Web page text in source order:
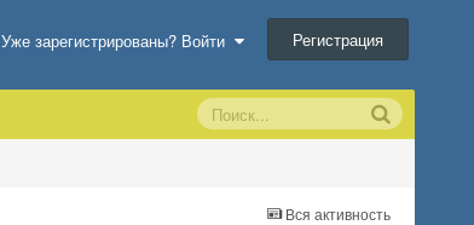
Уже зарегистрированы? Войти Регистрация
Вся активность